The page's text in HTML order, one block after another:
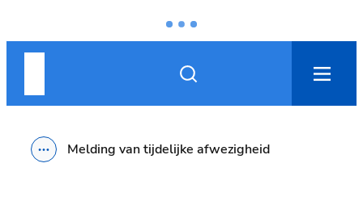
Naar inhoud
Zoek tonen / verbergen
Toon alle broodkruimel items
Melding van tijdelijke afwezigheid